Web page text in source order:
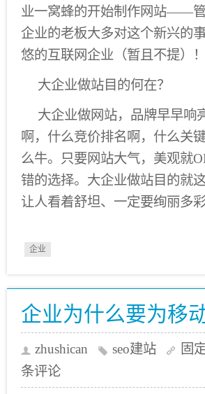
业一窝蜂的开始制作网站——
企业的老板大多对这个新兴的
悠的互联网企业（暂且不提）！
大企业做站目的何在？
大企业做网站，品牌早早响
啊，什么竞价排名啊，什么关
么牛。只要网站大气，美观就
错的选择。大企业做站目的就
让人看着舒坦、一定要绚丽多彩
企业
企业为什么要为移
zhushican seo建站 固
条评论